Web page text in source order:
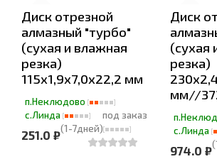
Диск отрезной
алмазный "турбо"
(сухая и влажная
резка)
115х1,9х7,0х22,2 мм
п.Неклюдово
с.Линда
под заказ
(1-7дней)
251.0 ₽
Диск
(сухая
резка)
мм//
с.Линда
974.0 ₽